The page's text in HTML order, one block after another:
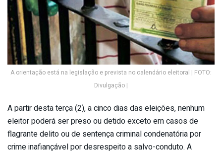
A orientação está na legislação e prevista no calendário eleitoral | FOTO:
Divulgação |
A partir desta terça (2), a cinco dias das eleições, nenhum
eleitor poderá ser preso ou detido exceto em casos de
flagrante delito ou de sentença criminal condenatória por
crime inafiançável por desrespeito a salvo-conduto. A